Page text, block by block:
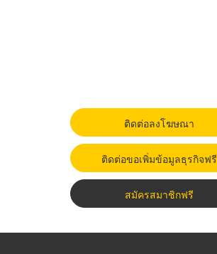
ติดต่อลงโฆษณา
ติดต่อขอเพิ่มข้อมูลธุรกิจฟรี
สมัครสมาชิกฟรี